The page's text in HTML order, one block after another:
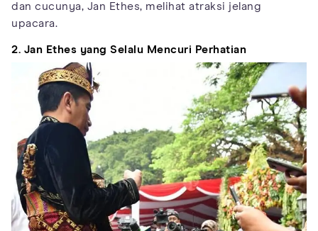
dan cucunya, Jan Ethes, melihat atraksi jelang
upacara.
2. Jan Ethes yang Selalu Mencuri Perhatian